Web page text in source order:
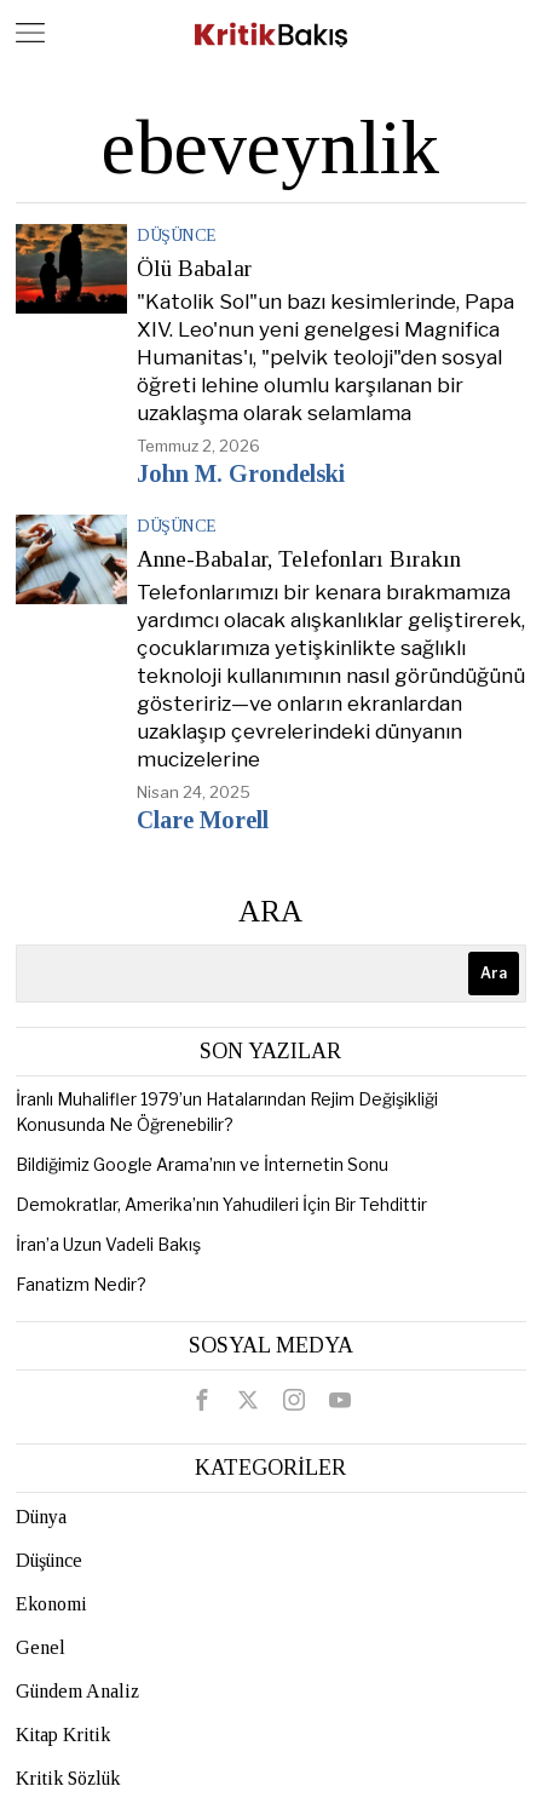
ebeveynlik
DÜŞÜNCE
Ölü Babalar
"Katolik Sol"un bazı kesimlerinde, Papa
XIV. Leo'nun yeni genelgesi Magnifica
Humanitas'ı, "pelvik teoloji"den sosyal
öğreti lehine olumlu karşılanan bir
uzaklaşma olarak selamlama
Temmuz 2, 2026
John M. Grondelski
DÜŞÜNCE
Anne-Babalar, Telefonları Bırakın
Telefonlarımızı bir kenara bırakmamıza
yardımcı olacak alışkanlıklar geliştirerek,
çocuklarımıza yetişkinlikte sağlıklı
teknoloji kullanımının nasıl göründüğünü
gösteririz—ve onların ekranlardan
uzaklaşıp çevrelerindeki dünyanın
mucizelerine
Nisan 24, 2025
Clare Morell
ARA
Ara
SON YAZILAR
İranlı Muhalifler 1979’un Hatalarından Rejim Değişikliği
Konusunda Ne Öğrenebilir?
Bildiğimiz Google Arama’nın ve İnternetin Sonu
Demokratlar, Amerika’nın Yahudileri İçin Bir Tehdittir
İran’a Uzun Vadeli Bakış
Fanatizm Nedir?
SOSYAL MEDYA
KATEGORİLER
Dünya
Düşünce
Ekonomi
Genel
Gündem Analiz
Kitap Kritik
Kritik Sözlük